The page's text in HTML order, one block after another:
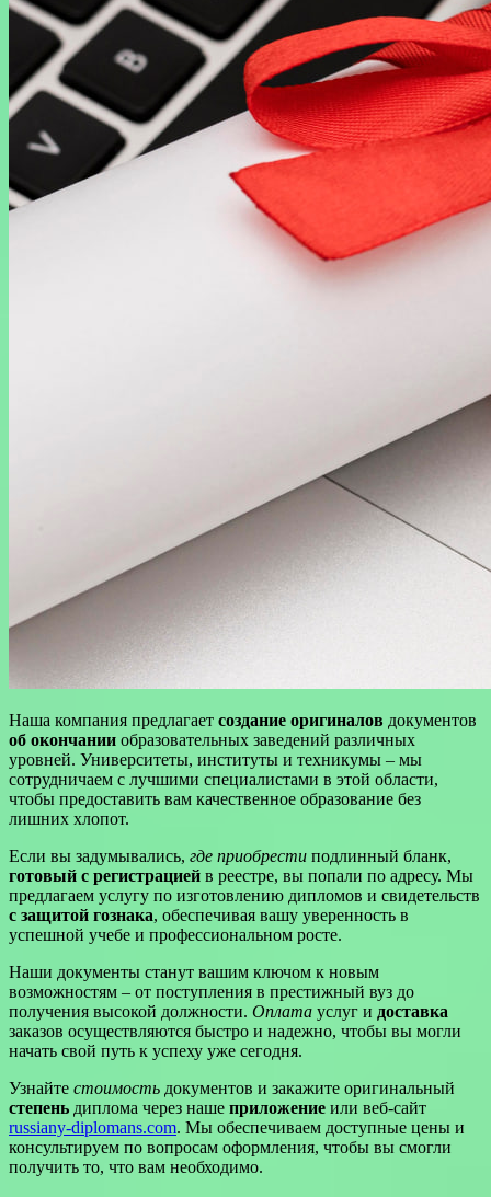
Наша компания предлагает создание оригиналов документов
об окончании образовательных заведений различных
уровней. Университеты, институты и техникумы – мы
сотрудничаем с лучшими специалистами в этой области,
чтобы предоставить вам качественное образование без
лишних хлопот.
Если вы задумывались, где приобрести подлинный бланк,
готовый с регистрацией в реестре, вы попали по адресу. Мы
предлагаем услугу по изготовлению дипломов и свидетельств
с защитой гознака, обеспечивая вашу уверенность в
успешной учебе и профессиональном росте.
Наши документы станут вашим ключом к новым
возможностям – от поступления в престижный вуз до
получения высокой должности. Оплата услуг и доставка
заказов осуществляются быстро и надежно, чтобы вы могли
начать свой путь к успеху уже сегодня.
Узнайте стоимость документов и закажите оригинальный
степень диплома через наше приложение или веб-сайт
russiany-diplomans.com. Мы обеспечиваем доступные цены и
консультируем по вопросам оформления, чтобы вы смогли
получить то, что вам необходимо.